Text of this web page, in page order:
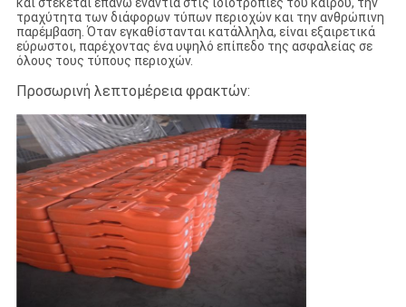
τραχύτητα των διάφορων τύπων περιοχών και την ανθρώπινη
παρέμβαση. Όταν εγκαθίστανται κατάλληλα, είναι εξαιρετικά
εύρωστοι, παρέχοντας ένα υψηλό επίπεδο της ασφαλείας σε
όλους τους τύπους περιοχών.
Προσωρινή λεπτομέρεια φρακτών: